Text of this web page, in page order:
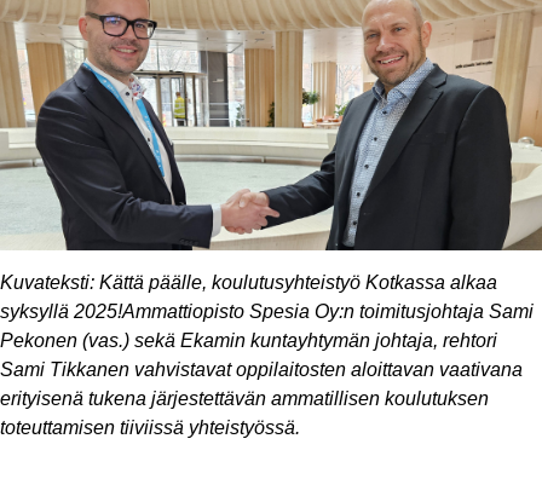
Kuvateksti: Kättä päälle, koulutusyhteistyö Kotkassa alkaa
syksyllä 2025!Ammattiopisto Spesia Oy:n toimitusjohtaja Sami
Pekonen (vas.) sekä Ekamin kuntayhtymän johtaja, rehtori
Sami Tikkanen vahvistavat oppilaitosten aloittavan vaativana
erityisenä tukena järjestettävän ammatillisen koulutuksen
toteuttamisen tiiviissä yhteistyössä.